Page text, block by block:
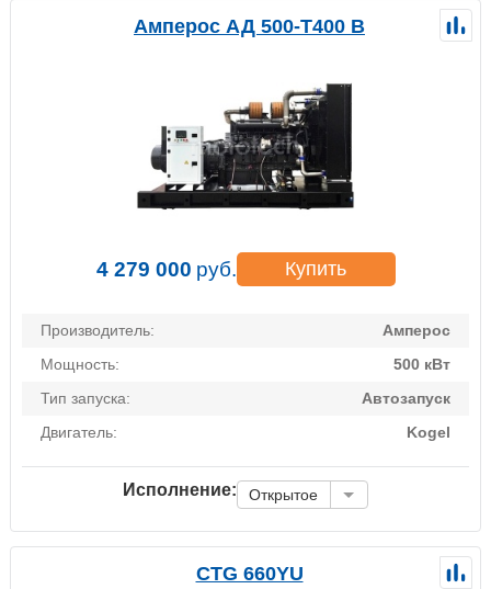
Амперос АД 500-Т400 B
4 279 000 руб. Купить
Производитель:
Амперос
Мощность:
500 кВт
Тип запуска:
Автозапуск
Двигатель:
Kogel
Исполнение: Открытое
CTG 660YU